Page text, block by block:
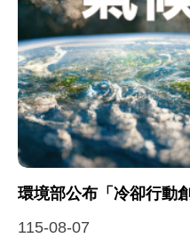
環境部公布「冷卻行動
115-08-07